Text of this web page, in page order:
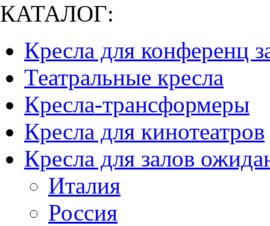
КАТАЛОГ:
Кресла для конференц
Театральные кресла
Кресла-трансформеры
Кресла для кинотеатров
Кресла для залов
Италия
Россия